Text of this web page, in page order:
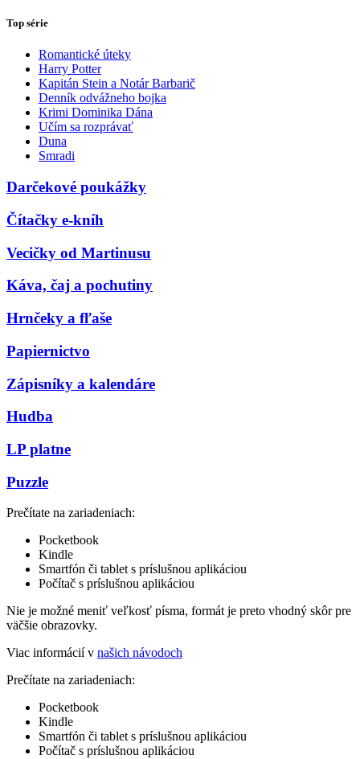
Top série
Romantické úteky
Harry Potter
Kapitán Stein a Notár Barbarič
Denník odvážneho bojka
Krimi Dominika Dána
Učím sa rozprávať
Duna
Smradi
Darčekové poukážky
Čítačky e-kníh
Vecičky od Martinusu
Káva, čaj a pochutiny
Hrnčeky a fľaše
Papiernictvo
Zápisníky a kalendáre
Hudba
LP platne
Puzzle
Prečítate na zariadeniach:
Pocketbook
Kindle
Smartfón či tablet s príslušnou aplikáciou
Počítač s príslušnou aplikáciou
Nie je možné meniť veľkosť písma, formát je preto vhodný skôr pre
väčšie obrazovky.
Viac informácií v našich návodoch
Prečítate na zariadeniach:
Pocketbook
Kindle
Smartfón či tablet s príslušnou aplikáciou
Počítač s príslušnou aplikáciou